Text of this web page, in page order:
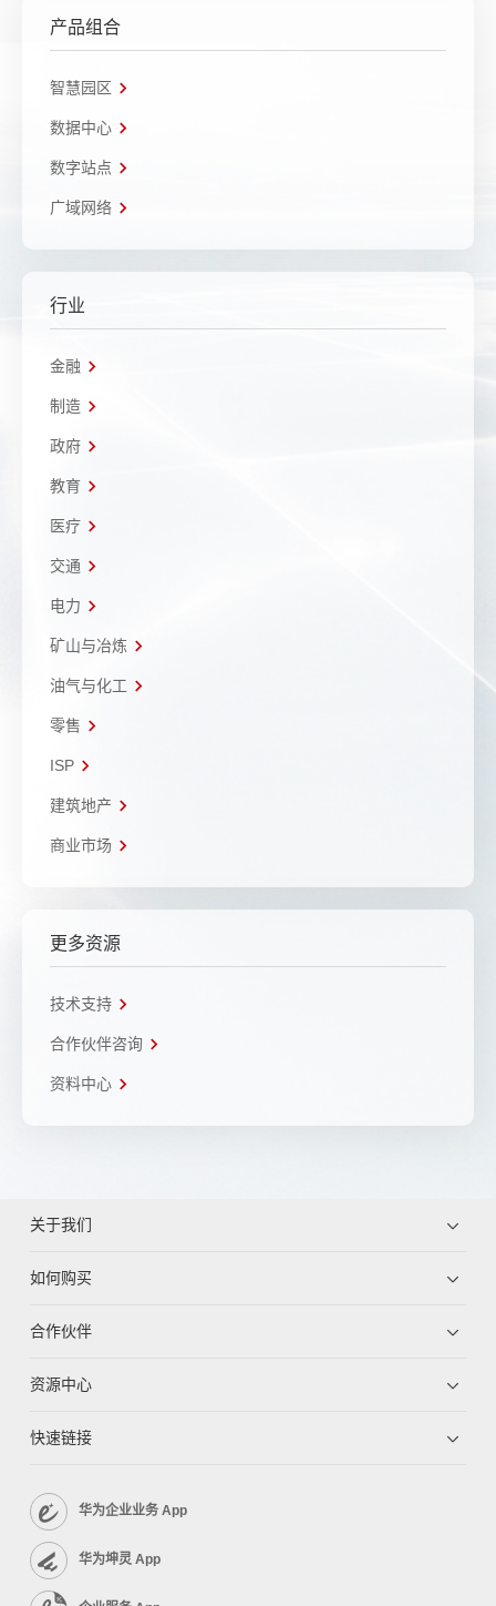
产品组合
智慧园区
数据中心
数字站点
广域网络
行业
金融
制造
政府
教育
医疗
交通
电力
矿山与冶炼
油气与化工
零售
ISP
建筑地产
商业市场
更多资源
技术支持
合作伙伴咨询
资料中心
关于我们
如何购买
合作伙伴
资源中心
快速链接
华为企业业务 App
华为坤灵 App